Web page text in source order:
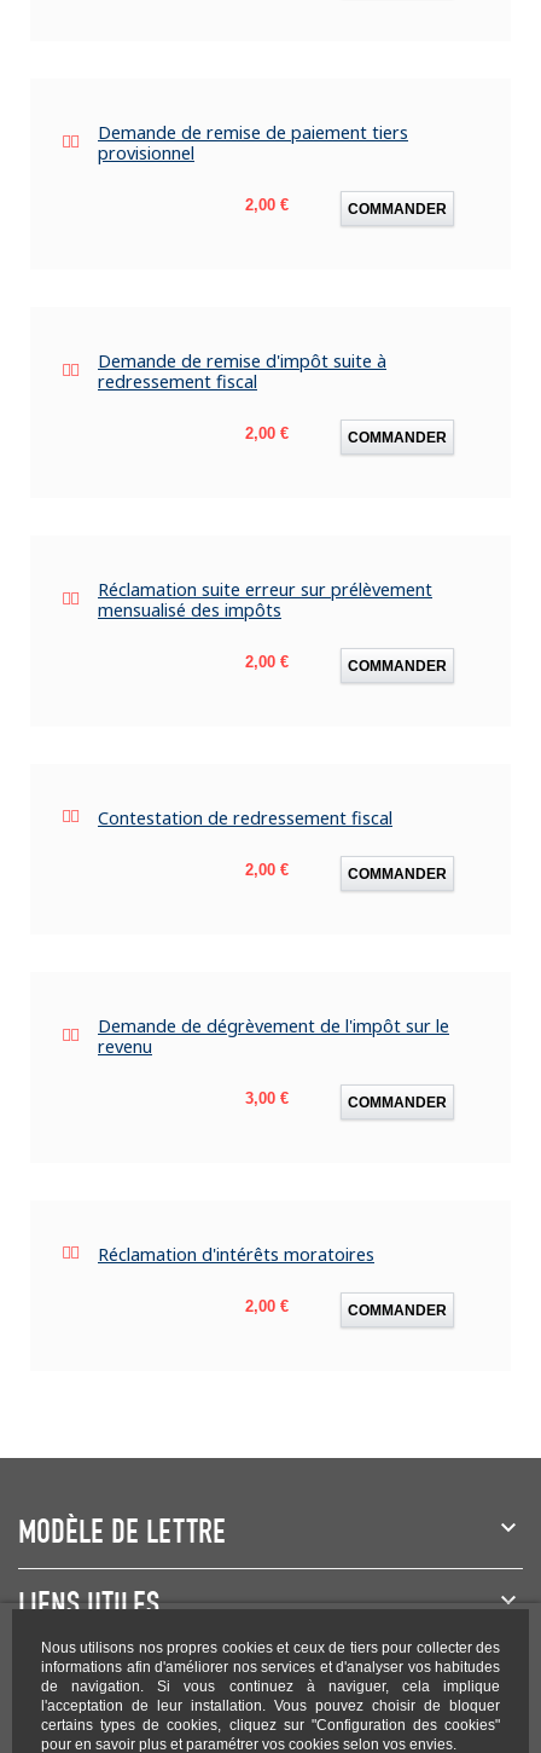
Nous utilisons nos propres cookies et ceux de tiers pour collecter des
informations afin d'améliorer nos services et d'analyser vos habitudes
de navigation. Si vous continuez à naviguer, cela implique
l'acceptation de leur installation. Vous pouvez choisir de bloquer
certains types de cookies, cliquez sur "Configuration des cookies"
pour en savoir plus et paramétrer vos cookies selon vos envies.
Demande de remise de paiement tiers
provisionnel
Prix
2,00 € COMMANDER
Demande de remise d'impôt suite à
redressement fiscal
Prix
2,00 € COMMANDER
Réclamation suite erreur sur prélèvement
mensualisé des impôts
Prix
2,00 € COMMANDER
Contestation de redressement fiscal
Prix
2,00 € COMMANDER
Demande de dégrèvement de l'impôt sur le
revenu
Prix
3,00 € COMMANDER
Réclamation d'intérêts moratoires
Prix
2,00 € COMMANDER
MODÈLE DE LETTRE
LIENS UTILES
NEWSLETTER